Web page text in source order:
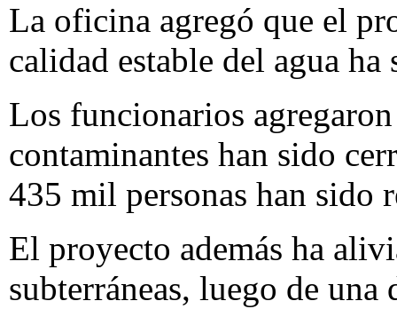
La oficina agregó que el
calidad estable del agua
Los funcionarios
contaminantes han sido
435 mil personas han sido
El proyecto además ha
subterráneas, luego de una